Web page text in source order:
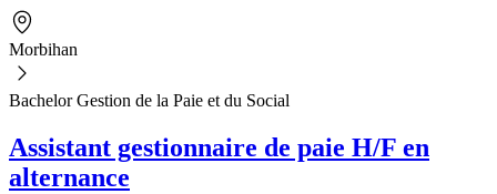
Morbihan
Bachelor Gestion de la Paie et du Social
Assistant gestionnaire de paie H/F en
alternance